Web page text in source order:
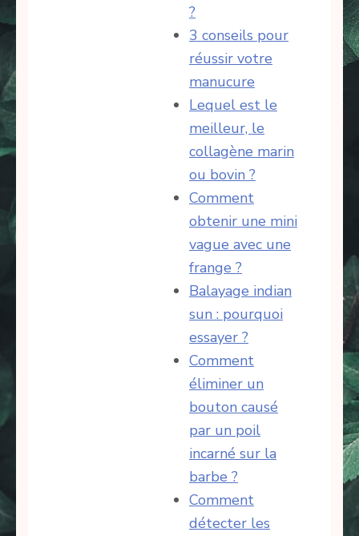
?
3 conseils pour
réussir votre
manucure
Lequel est le
meilleur, le
collagène marin
ou bovin ?
Comment
obtenir une mini
vague avec une
frange ?
Balayage indian
sun : pourquoi
essayer ?
Comment
éliminer un
bouton causé
par un poil
incarné sur la
barbe ?
Comment
détecter les